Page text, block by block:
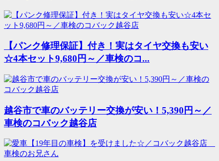
【パンク修理保証】付き！実はタイヤ交換も安い
☆4本セット9,680円～／車検のコ...
越谷市で車のバッテリー交換が安い！5,390円～／
車検のコバック越谷店